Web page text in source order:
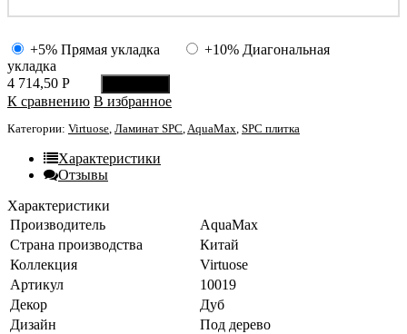
+5% Прямая укладка
+10% Диагональная
укладка
4 714,50 Р
К сравнению В избранное
Категории: Virtuose, Ламинат SPC,AquaMax, SPC плитка
Характеристики
Отзывы
Характеристики
Производитель
AquaMax
Страна производства
Китай
Коллекция
Virtuose
Артикул
10019
Декор
Дуб
Дизайн
Под дерево